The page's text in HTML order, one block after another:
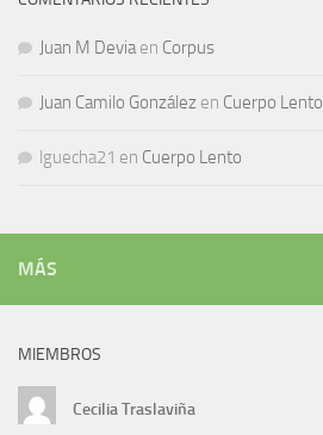
Juan M Deviaen Corpus
Juan Camilo González en Cuerpo Lento
lguecha21 en Cuerpo Lento
MÁS
MIEMBROS
Cecilia Traslaviña